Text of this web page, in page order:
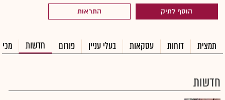
הוסף לתיק התראות
תמצית דוחות עסקאות בעלי עניין פורום חדשות
חדשות